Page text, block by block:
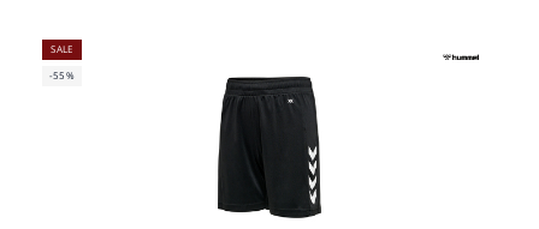
SALE
-55%